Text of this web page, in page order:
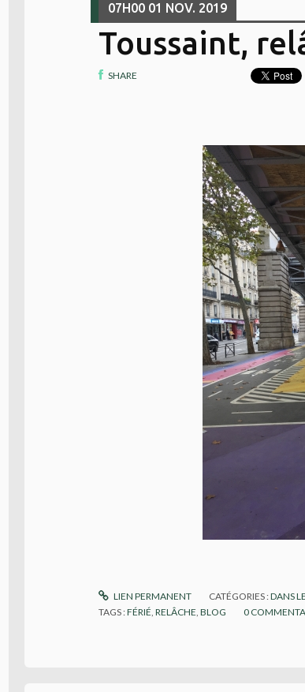
07H00 01 NOV. 2019
Toussaint,
SHARE
LIEN PERMANENT CATÉGORIES :DANS
TAGS :FÉRIÉ, RELÂCHE, BLOG 0